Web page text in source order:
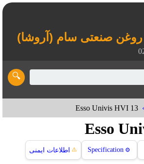
روغن صنعتی سام (آروشا)
🔍
Esso Univis HVI 13
Esso
⚙️
Specification
⚠️ اطلاعات ایمنی